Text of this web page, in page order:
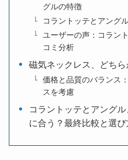
グルの特徴
コラントッテとアング
ユーザーの声：コラン
コミ分析
磁気ネックレス、どちら
価格と品質のバランス
スを考慮
コラントッテとアング
に合う？最終比較と選び